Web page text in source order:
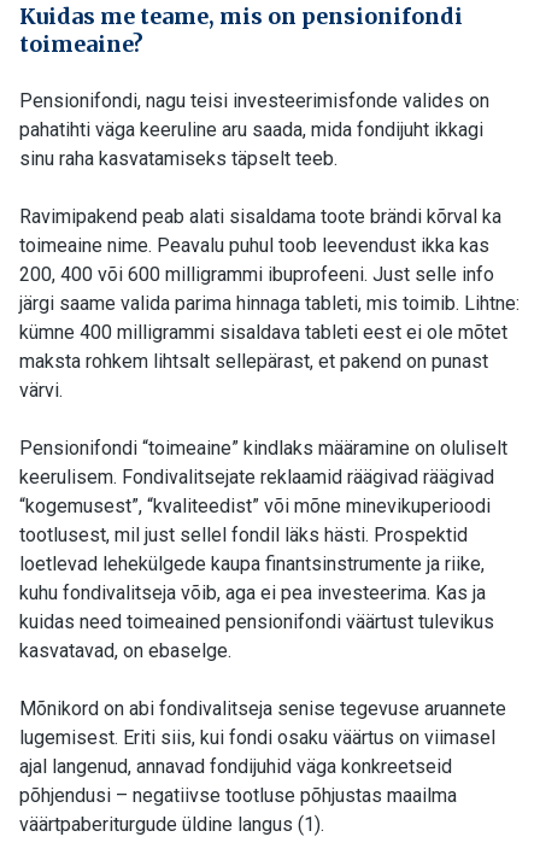
Kuidas me teame, mis on pensionifondi
toimeaine?
Pensionifondi, nagu teisi investeerimisfonde valides on
pahatihti väga keeruline aru saada, mida fondijuht ikkagi
sinu raha kasvatamiseks täpselt teeb.
Ravimipakend peab alati sisaldama toote brändi kõrval ka
toimeaine nime. Peavalu puhul toob leevendust ikka kas
200, 400 või 600 milligrammi ibuprofeeni. Just selle info
järgi saame valida parima hinnaga tableti, mis toimib. Lihtne:
kümne 400 milligrammi sisaldava tableti eest ei ole mõtet
maksta rohkem lihtsalt sellepärast, et pakend on punast
värvi.
Pensionifondi “toimeaine” kindlaks määramine on oluliselt
keerulisem. Fondivalitsejate reklaamid räägivad räägivad
“kogemusest”, “kvaliteedist” või mõne minevikuperioodi
tootlusest, mil just sellel fondil läks hästi. Prospektid
loetlevad lehekülgede kaupa finantsinstrumente ja riike,
kuhu fondivalitseja võib, aga ei pea investeerima. Kas ja
kuidas need toimeained pensionifondi väärtust tulevikus
kasvatavad, on ebaselge.
Mõnikord on abi fondivalitseja senise tegevuse aruannete
lugemisest. Eriti siis, kui fondi osaku väärtus on viimasel
ajal langenud, annavad fondijuhid väga konkreetseid
põhjendusi – negatiivse tootluse põhjustas maailma
väärtpaberiturgude üldine langus (1).